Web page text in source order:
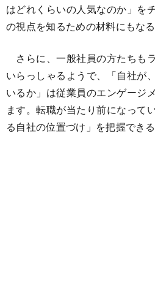
はどれくらいの人気なのか」を
の視点を知るための材料にもなる
さらに、一般社員の方たちも
いらっしゃるようで、「自社が
いるか」は従業員のエンゲージ
ます。転職が当たり前になって
る自社の位置づけ」を把握でき